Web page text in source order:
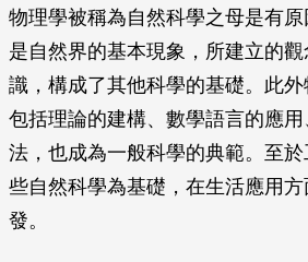
物理學被稱為自然科學之母是有
是自然界的基本現象，所建立的
識，構成了其他科學的基礎。此外
包括理論的建構、數學語言的應
法，也成為一般科學的典範。至
些自然科學為基礎，在生活應用
發。